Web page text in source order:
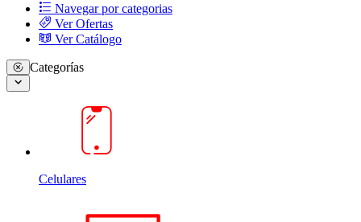
Navegar por categorias
Ver Ofertas
Ver Catálogo
Categorías
Celulares